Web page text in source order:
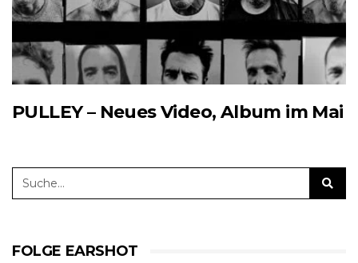
PULLEY – Neues Video, Album im Mai
FOLGE EARSHOT